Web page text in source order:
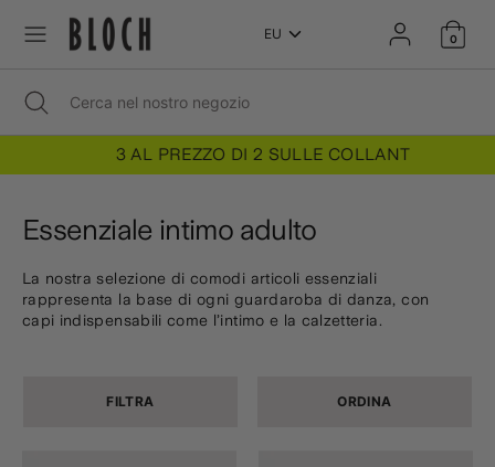
contenuto
contenuto
0
L
i
n
g
u
a
ITALIANO
CercaCerca
negozio
Cerca
nel
Chiudi
ricerca
3 AL PREZZO DI 2 SULLE COLLANT
Essenziale intimo adulto
La nostra selezione di comodi articoli essenziali
rappresenta la base di ogni guardaroba di danza, con
capi indispensabili come l’intimo e la calzetteria.
FILTRA ORDINA